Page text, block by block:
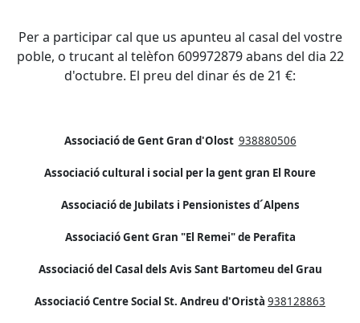
Per a participar cal que us apunteu al casal del vostre
poble, o trucant al telèfon 609972879 abans del dia 22
d'octubre. El preu del dinar és de 21 €:
Associació de Gent Gran d'Olost 938880506
Associació cultural i social per la gent gran El Roure
Associació de Jubilats i Pensionistes d´Alpens
Associació Gent Gran "El Remei" de Perafita
Associació del Casal dels Avis Sant Bartomeu del Grau
Associació Centre Social St. Andreu d'Oristà 938128863